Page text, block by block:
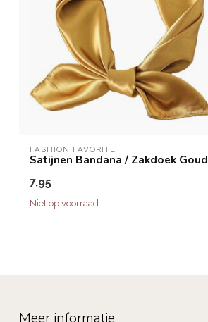
FASHION FAVORITE
Satijnen Bandana / Zakdoek Goud
7,95
Niet op voorraad
Meer informatie